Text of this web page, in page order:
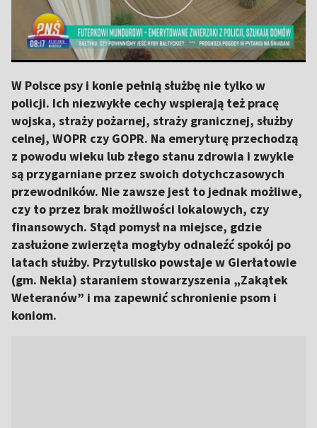
W Polsce psy i konie pełnią służbę nie tylko w
policji. Ich niezwykłe cechy wspierają też pracę
wojska, straży pożarnej, straży granicznej, służby
celnej, WOPR czy GOPR. Na emeryturę przechodzą
z powodu wieku lub złego stanu zdrowia i zwykle
są przygarniane przez swoich dotychczasowych
przewodników. Nie zawsze jest to jednak możliwe,
czy to przez brak możliwości lokalowych, czy
finansowych. Stąd pomysł na miejsce, gdzie
zasłużone zwierzęta mogłyby odnaleźć spokój po
latach służby. Przytulisko powstaje w Gierłatowie
(gm. Nekla) staraniem stowarzyszenia „Zakątek
Weteranów” i ma zapewnić schronienie psom i
koniom.